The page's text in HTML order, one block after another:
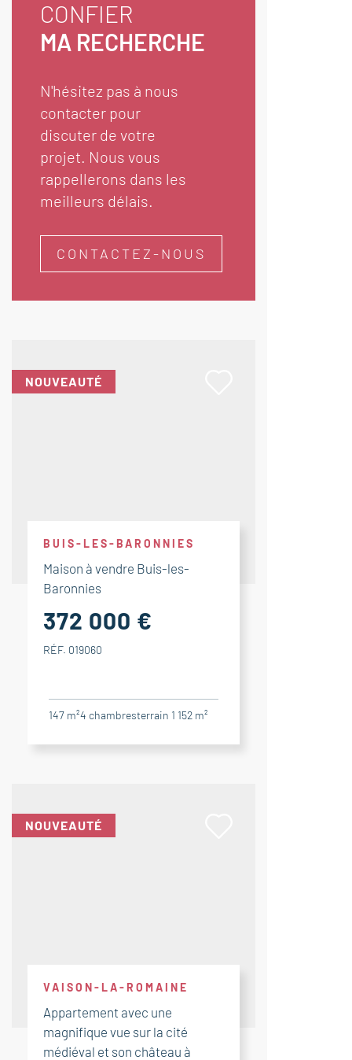
CONFIER
MA RECHERCHE
N'hésitez pas à nous
contacter pour
discuter de votre
projet. Nous vous
rappellerons dans les
meilleurs délais.
CONTACTEZ-NOUS
NOUVEAUTÉ
BUIS-LES-BARONNIES
Maison à vendre Buis-les-
Baronnies
372 000 €
RÉF. 019060
147 m²4 chambresterrain 1 152 m²
NOUVEAUTÉ
VAISON-LA-ROMAINE
Appartement avec une
magnifique vue sur la cité
médiéval et son château à